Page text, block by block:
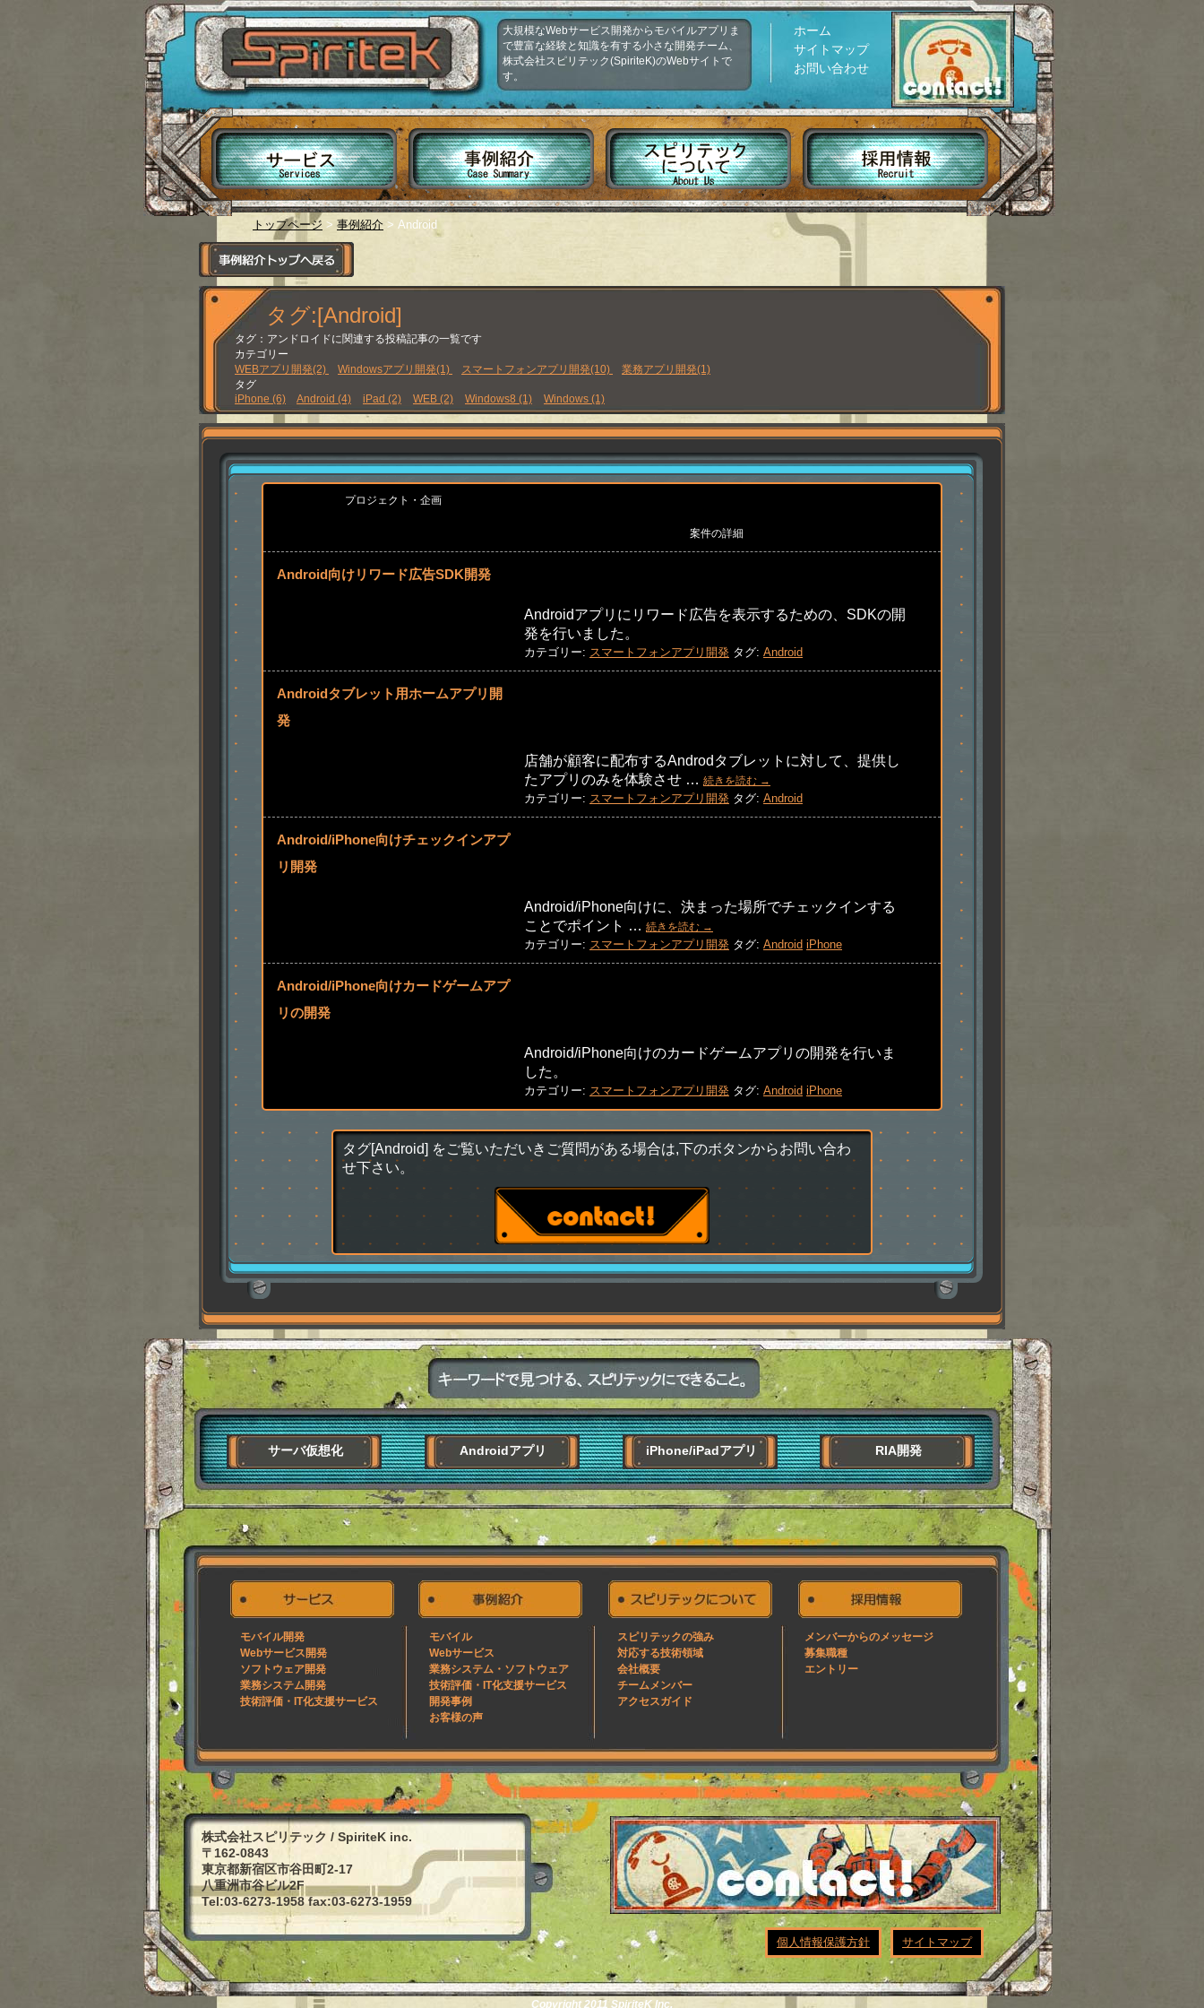
大規模なWebサービス開発からモバイルアプリま
で豊富な経験と知識を有する小さな開発チーム、
株式会社スピリテック(SpiriteK)のWebサイトで
す。
ホーム
サイトマップ
お問い合わせ
トップページ > 事例紹介 > Android
タグ:[Android]
タグ：アンドロイドに関連する投稿記事の一覧です
カテゴリー
WEBアプリ開発(2)
Windowsアプリ開発(1) スマートフォンアプリ開発(10)
業務アプリ開発(1)
タグ
iPhone (6)
Android (4) iPad (2) WEB (2) Windows8 (1) Windows (1)
プロジェクト・企画
案件の詳細
Android向けリワード広告SDK開発
Androidアプリにリワード広告を表示するための、SDKの開
発を行いました。
カテゴリー: スマートフォンアプリ開発 タグ: Android
Androidタブレット用ホームアプリ開
発
店舗が顧客に配布するAndrodタブレットに対して、提供し
たアプリのみを体験させ … 続きを読む →
カテゴリー: スマートフォンアプリ開発 タグ: Android
Android/iPhone向けチェックインアプ
リ開発
Android/iPhone向けに、決まった場所でチェックインする
ことでポイント … 続きを読む →
カテゴリー: スマートフォンアプリ開発 タグ: Android iPhone
Android/iPhone向けカードゲームアプ
リの開発
Android/iPhone向けのカードゲームアプリの開発を行いま
した。
カテゴリー: スマートフォンアプリ開発 タグ: Android iPhone
タグ[Android] をご覧いただいきご質問がある場合は,下のボタンからお問い合わ
せ下さい。
サーバ仮想化 Androidアプリ iPhone/iPadアプリ RIA開発
モバイル開発
Webサービス開発
ソフトウェア開発
業務システム開発
技術評価・IT化支援サービス
モバイル
Webサービス
業務システム・ソフトウェア
技術評価・IT化支援サービス
開発事例
お客様の声
スピリテックの強み
対応する技術領域
会社概要
チームメンバー
アクセスガイド
メンバーからのメッセージ
募集職種
エントリー
株式会社スピリテック / SpiriteK inc.
〒162-0843
東京都新宿区市谷田町2-17
八重洲市谷ビル2F
Tel:03-6273-1958 fax:03-6273-1959
個人情報保護方針 サイトマップ
Copyright 2011 SpiriteK Inc.